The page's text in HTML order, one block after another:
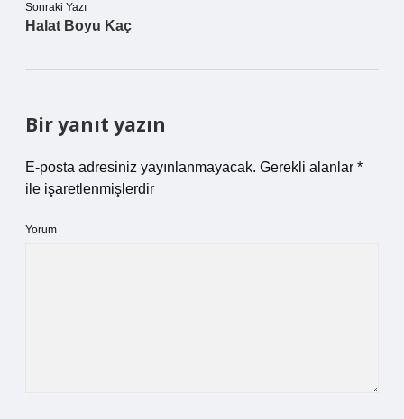
Sonraki Yazı
Halat Boyu Kaç
Bir yanıt yazın
E-posta adresiniz yayınlanmayacak. Gerekli alanlar *
ile işaretlenmişlerdir
Yorum